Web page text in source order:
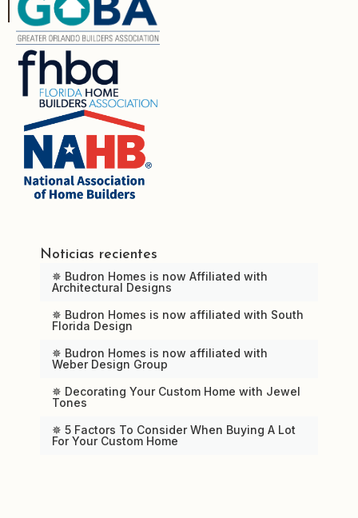
Noticias recientes
✵ Budron Homes is now Affiliated with
Architectural Designs
✵ Budron Homes is now affiliated with South
Florida Design
✵ Budron Homes is now affiliated with
Weber Design Group
✵ Decorating Your Custom Home with Jewel
Tones
✵ 5 Factors To Consider When Buying A Lot
For Your Custom Home